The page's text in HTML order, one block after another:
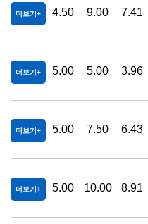
더보기 4.50 9.00 7.41
더보기 5.00 5.00 3.96
더보기 5.00 7.50 6.43
더보기 5.00 10.00 8.91